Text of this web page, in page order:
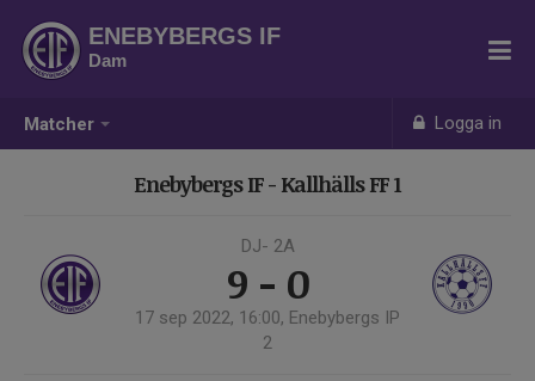
Matcher Logga in
ENEBYBERGS IF
Dam
Enebybergs IF - Kallhälls FF 1
DJ- 2A
9 - 0
17 sep 2022, 16:00, Enebybergs IP
2